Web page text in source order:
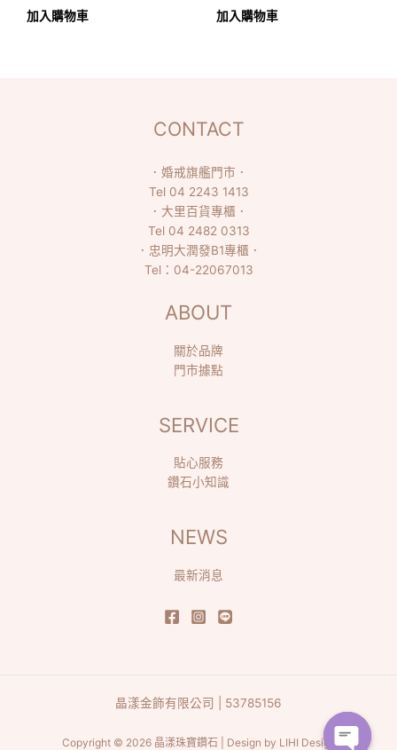
加入購物車 加入購物車
CONTACT
． 婚戒旗艦門市 ．
Tel 04 2243 1413
． 大里百貨專櫃 ．
Tel 04 2482 0313
． 忠明大潤發B1專櫃 ．
Tel： 04-22067013
ABOUT
關於品牌
門市據點
SERVICE
貼心服務
鑽石小知識
NEWS
最新消息
晶漾金飾有限公司 | 53785156
Copyright © 2026 晶漾珠寶鑽石 | Design by LIHI Design